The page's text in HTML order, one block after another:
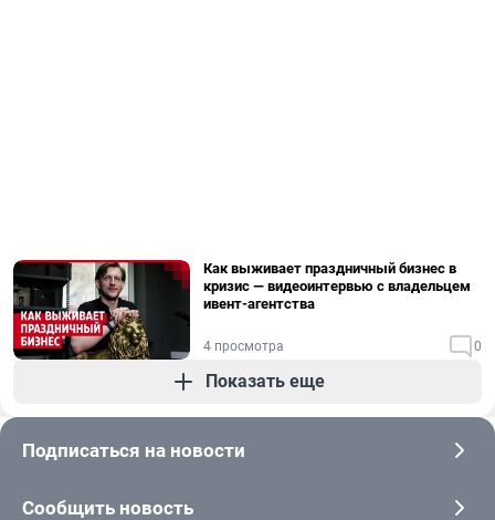
Как выживает праздничный бизнес в
кризис — видеоинтервью с владельцем
ивент-агентства
4 просмотра 0
Показать еще
Подписаться на новости
Сообщить новость